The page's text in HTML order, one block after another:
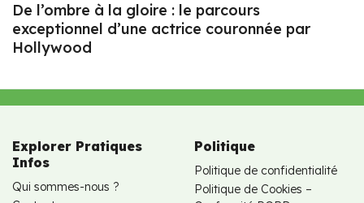
De l’ombre à la gloire : le parcours
exceptionnel d’une actrice couronnée par
Hollywood
Explorer Pratiques
Infos
Qui sommes-nous ?
Politique
Politique de confidentialité
Politique de Cookies –